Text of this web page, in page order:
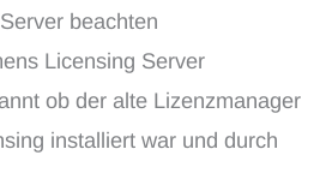
beachten
Licensing Server
ob der alte Lizenzmanager
installiert war und durch